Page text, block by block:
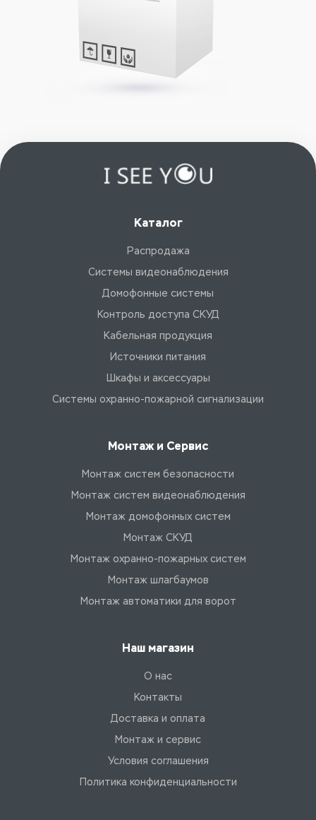
Каталог
Распродажа
Системы видеонаблюдения
Домофонные системы
Контроль доступа СКУД
Кабельная продукция
Источники питания
Шкафы и аксессуары
Системы охранно-пожарной сигнализации
Монтаж и Сервис
Монтаж систем безопасности
Монтаж систем видеонаблюдения
Монтаж домофонных систем
Монтаж СКУД
Монтаж охранно-пожарных систем
Монтаж шлагбаумов
Монтаж автоматики для ворот
Наш магазин
О нас
Контакты
Доставка и оплата
Монтаж и сервис
Условия соглашения
Политика конфиденциальности